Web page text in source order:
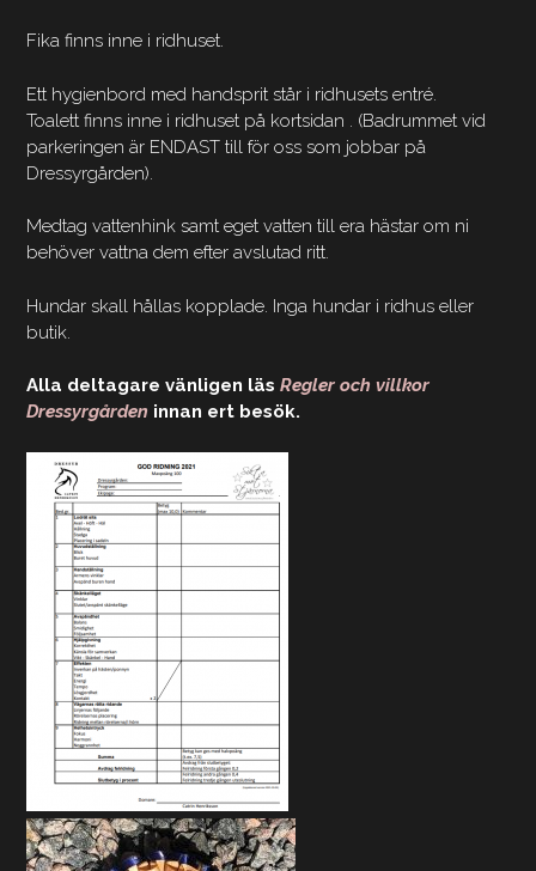
Fika finns inne i ridhuset.
Ett hygienbord med handsprit står i ridhusets entré.
Toalett finns inne i ridhuset på kortsidan . (Badrummet vid
parkeringen är ENDAST till för oss som jobbar på
Dressyrgården).
Medtag vattenhink samt eget vatten till era hästar om ni
behöver vattna dem efter avslutad ritt.
Hundar skall hållas kopplade. Inga hundar i ridhus eller
butik.
Alla deltagare vänligen läs Regler och villkor
Dressyrgården innan ert besök.